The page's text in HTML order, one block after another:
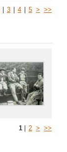
3 4 5 > >>
1 2 > >>